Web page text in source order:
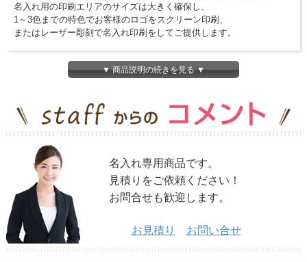
名入れ用の印刷エリアのサイズは大きく確保し、
1～3色までの特色でお客様のロゴをスクリーン印刷、
またはレーザー彫刻で名入れ印刷をしてご提供します。
※こちらの商品は、名入れ専用商品です。
名入れなしでの、ご対応は致しかねますのでご了承下さい。
▼ 商品説明の続きを見る ▼
名入れ専用商品です。
見積りをご依頼ください！
お問合せも歓迎します。
お見積り お問い合せ